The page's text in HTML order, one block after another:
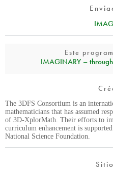
Este
IMAGINARY –
The 3DFS Consortium is an
mathematicians that has assumed
of 3D-XplorMath. Their efforts to
curriculum enhancement is
National Science Foundation.